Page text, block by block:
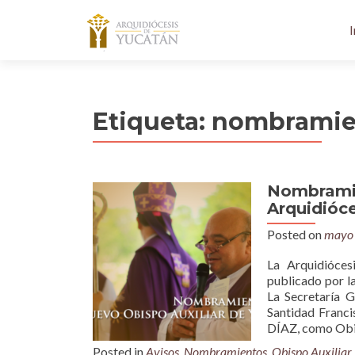
Etiqueta:
Posted on
La
publicado por
La Secretaría
Santidad
DÍAZ, como
Posted inAvisos, Nombramientos,Obispo Auxiliar